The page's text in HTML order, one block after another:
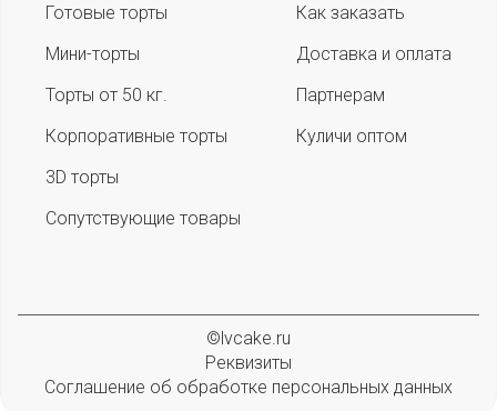
Готовые торты
Мини-торты
Торты от 50 кг.
Корпоративные торты
3D торты
Сопутствующие товары
Как заказать
Доставка и оплата
Партнерам
Куличи оптом
©lvcake.ru
Реквизиты
Соглашение об обработке персональных данных